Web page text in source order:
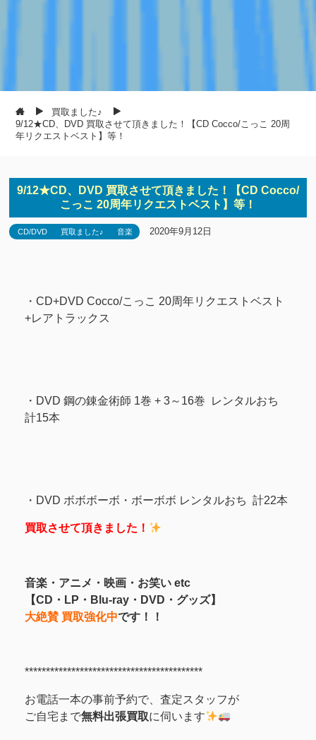
買取ました♪
9/12★CD、DVD 買取させて頂きました！【CD Cocco/こっこ 20周
年リクエストベスト】等！
9/12★CD、DVD 買取させて頂きました！【CD Cocco/
こっこ 20周年リクエストベスト】等！
CD/DVD 買取ました♪ 音楽 2020年9月12日
・CD+DVD Cocco/こっこ 20周年リクエストベスト
+レアトラックス
・DVD 鋼の錬金術師 1巻 + 3～16巻 レンタルおち
計15本
・DVD ボボボーボ・ボーボボ レンタルおち 計22本
買取させて頂きました！
音楽・アニメ・映画・お笑い etc
【CD・LP・Blu-ray・DVD・グッズ】
大絶賛 買取強化中です！！
******************************************
お電話一本の事前予約で、査定スタッフが
ご自宅まで無料出張買取に伺います